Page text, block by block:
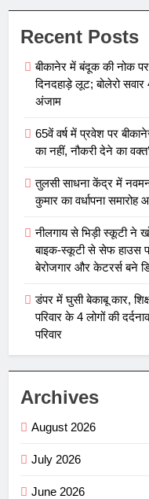
Recent Posts
बीकानेर में बंदूक की नोक
दिनदहाड़े लूट; बोलेरो सवार
अंजाम
65वें वर्ष में प्रवेश पर
का नहीं, नौकरी देने का
तुलसी साधना केंद्र में
कुमार का वर्धापना समारोह
नीलगाय से भिड़ी स्कूटी ने
बाइक-स्कूटी से सेफ हाउस
बेरोजगार और केटरर्स बने
डंपर में घुसी बेकाबू कार,
परिवार के 4 लोगों की
परिवार
Archives
August 2026
July 2026
June 2026